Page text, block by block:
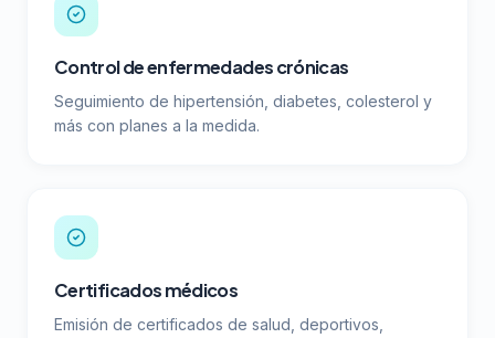
Control de enfermedades crónicas
Seguimiento de hipertensión, diabetes, colesterol y
más con planes a la medida.
Certificados médicos
Emisión de certificados de salud, deportivos,